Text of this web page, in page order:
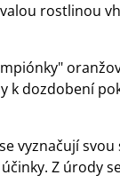
rostlinou
k dozdobení
vyznačují
Z úrody